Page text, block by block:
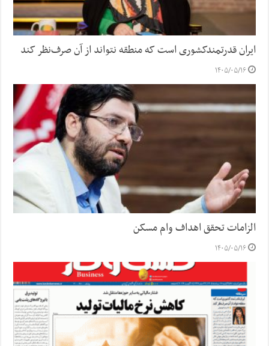
ایران قدرتمندکشوری است که منطقه نتواند از آن صرف‌نظر کند
۱۴۰۵/۰۵/۱۶
الزامات تحقق اهداف وام مسکن
۱۴۰۵/۰۵/۱۶